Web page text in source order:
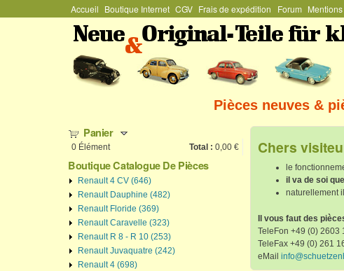
Menu Général
Accueil Boutique Internet CGV Frais de expédition Forum
Stefan
Schützenhofer
Pièces neuves &
Chers
le
il va de soi
naturellement
Il vous faut des
TeleFon +49 (0) 2603
TeleFax +49 (0) 261
eMail
Panier
0 Élément Total : 0,00 €
Boutique Catalogue De Pièces
Renault 4 CV (646)
Renault Dauphine (482)
Renault Floride (369)
Renault Caravelle (323)
Renault R 8 - R 10 (253)
Renault Juvaquatre (242)
Renault 4 (698)